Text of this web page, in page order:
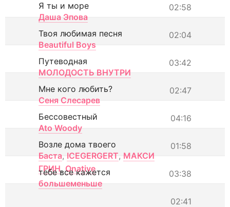
02:58
Я ты и море
Даша Эпова
02:04
Твоя любимая песня
Beautiful Boys
03:42
Путеводная
МОЛОДОСТЬ ВНУТРИ
02:47
Мне кого любить?
Сеня Слесарев
04:16
Бессовестный
Ato Woody
01:58
Возле дома твоего
Баста, ICEGERGERT, МАКСИ
ГРИН, Onative 03:38
тебе все кажется
большеменьше
02:41